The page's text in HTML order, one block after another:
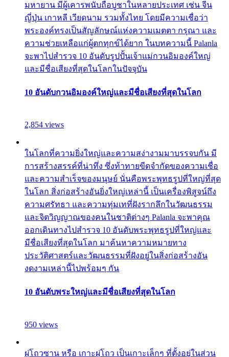
มหายาน มีผู้เคารพนับถือบูชาในหลายประเทศ เช่น จีน
ญี่ปุ่น เกาหลี เวียดนาม รวมทั้งไทย โดยมีความเชื่อว่า
พระองค์ทรงเป็นสัญลักษณ์แห่งความเมตตา กรุณา และ
ความช่วยเหลือแก่ผู้ตกทุกข์ได้ยาก ในบทความนี้ Palanla
จะพาไปสำรวจ 10 อันดับรูปปั้นเจ้าแม่กวนอิมองค์ใหญ่
และมีชื่อเสียงที่สุดในโลกในปัจจุบัน
10 อันดับกวนอิมองค์ใหญ่และมีชื่อเสียงที่สุดในโลก
2,854 views
ในโลกที่ความยิ่งใหญ่และความสง่างามมาบรรจบกัน มี
การสร้างสรรค์ที่น่าทึ่ง ซึ่งท้าทายขีดจำกัดของความเชื่อ
และความสำเร็จของมนุษย์ นั่นคือพระพุทธรูปที่ใหญ่ที่สุด
ในโลก สิ่งก่อสร้างอันยิ่งใหญ่เหล่านี้ เป็นเครื่องพิสูจน์ถึง
ความศรัทธา และความทุ่มเทที่ฝังรากลึกในวัฒนธรรม
และจิตวิญญาณของคนในชาติต่างๆ Palanla จะพาคุณ
ออกเดินทางไปสำรวจ 10 อันดับพระพุทธรูปที่ใหญ่และ
มีชื่อเสียงที่สุดในโลก มาค้นหาความหมายทาง
ประวัติศาสตร์และวัฒนธรรมที่ฝังอยู่ในสิ่งก่อสร้างอัน
งดงามเหล่านี้ไปพร้อมๆ กัน
10 อันดับพระใหญ่และมีชื่อเสียงที่สุดในโลก
950 views
ผู่โถวซาน หรือ เกาะผู่โถว เป็นเกาะเล็กๆ ที่ตั้งอยู่ในส่วน